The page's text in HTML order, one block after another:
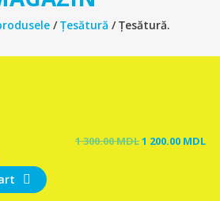
/Țesătură / Țesătură.
1 300.00MDLOriginal
1 200.00 MDL